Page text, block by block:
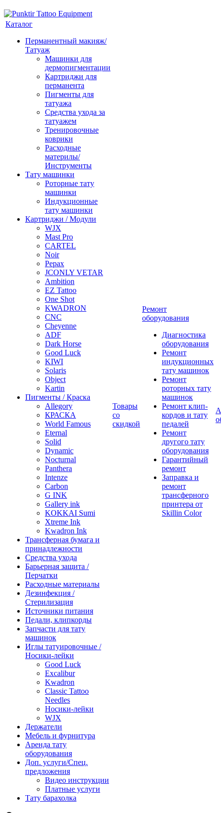
Каталог
Перманентный макияж/
Татуаж
Машинки для
дермопигментации
Картриджи для
перманента
Пигменты для
татуажа
Средства ухода за
татуажем
Тренировочные
коврики
Расходные
материлы/
Инструменты
Тату машинки
Роторные тату
машинки
Индукционные
тату машинки
Картриджи / Модули
WJX
Mast Pro
CARTEL
Noir
Pepax
JCONLY VETAR
Ambition
EZ Tattoo
One Shot
KWADRON
CNC
Cheyenne
ADF
Dark Horse
Good Luck
KIWI
Solaris
Object
Kartin
Пигменты / Краска
Allegory
КРАСКА
World Famous
Eternal
Solid
Dynamic
Nocturnal
Panthera
Intenze
Carbon
G INK
Gallery ink
KOKKAI Sumi
Xtreme Ink
Kwadron Ink
Трансферная бумага и
принадлежности
Средства ухода
Барьерная защита /
Перчатки
Расходные материалы
Дезинфекция /
Стерилизация
Источники питания
Педали, клипкорды
Запчасти для тату
машинок
Иглы татуировочные /
Носики-лейки
Good Luck
Excalibur
Kwadron
Classic Tattoo
Needles
Носики-лейки
WJX
Держатели
Мебель и фурнитура
Аренда тату
оборудования
Доп. услуги/Спец.
предложения
Видео инструкции
Платные услуги
Тату барахолка
Товары
со
скидкой
Ремонт
оборудования
Диагностика
оборудования
Ремонт
индукционных
тату машинок
Ремонт
роторных тату
машинок
Ремонт клип-
кордов и тату
педалей
Ремонт
другого тату
оборудования
Гарантийный
ремонт
Заправка и
ремонт
трансферного
принтера от
Skillin Color